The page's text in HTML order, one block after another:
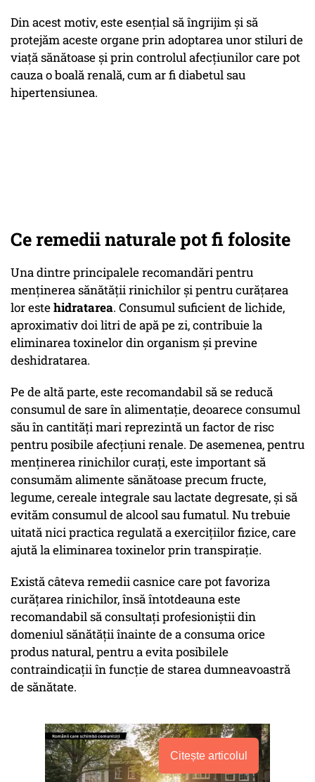
Din acest motiv, este esențial să îngrijim și să
protejăm aceste organe prin adoptarea unor stiluri de
viață sănătoase și prin controlul afecțiunilor care pot
cauza o boală renală, cum ar fi diabetul sau
hipertensiunea.
Ce remedii naturale pot fi folosite
Una dintre principalele recomandări pentru
menținerea sănătății rinichilor și pentru curățarea
lor estehidratarea. Consumul suficient de lichide,
aproximativ doi litri de apă pe zi, contribuie la
eliminarea toxinelor din organism și previne
deshidratarea.
Pe de altă parte, este recomandabil să se reducă
consumul de sare în alimentație, deoarece consumul
său în cantități mari reprezintă un factor de risc
pentru posibile afecțiuni renale. De asemenea, pentru
menținerea rinichilor curați, este important să
consumăm alimente sănătoase precum fructe,
legume, cereale integrale sau lactate degresate, și să
evităm consumul de alcool sau fumatul. Nu trebuie
uitată nici practica regulată a exercițiilor fizice, care
ajută la eliminarea toxinelor prin transpirație.
Există câteva remedii casnice care pot favoriza
curățarea rinichilor, însă întotdeauna este
recomandabil să consultați profesioniștii din
domeniul sănătății înainte de a consuma orice
produs natural, pentru a evita posibilele
contraindicații în funcție de starea dumneavoastră
de sănătate.
Citește articolul